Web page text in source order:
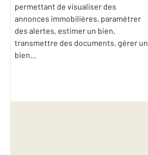
permettant de visualiser des
annonces immobilières, paramétrer
des alertes, estimer un bien,
transmettre des documents, gérer un
bien…